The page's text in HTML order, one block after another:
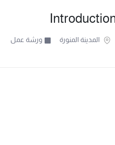
المدينة المنورة ورشة عمل